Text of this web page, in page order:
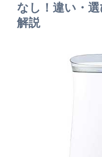
なし！違い・
解説